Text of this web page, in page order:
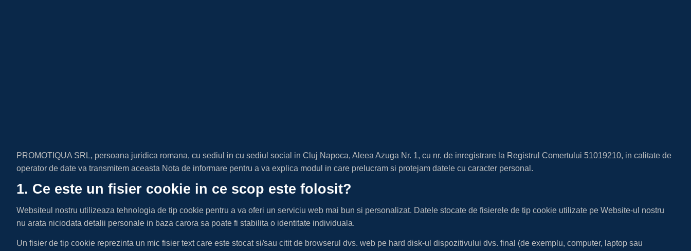
PROMOTIQUA SRL, persoana juridica romana, cu sediul in cu sediul social in Cluj Napoca, Aleea Azuga Nr. 1, cu nr. de inregistrare la Registrul Comertului 51019210, in calitate de
operator de date va transmitem aceasta Nota de informare pentru a va explica modul in care prelucram si protejam datele cu caracter personal.
1. Ce este un fisier cookie in ce scop este folosit?
Websiteul nostru utilizeaza tehnologia de tip cookie pentru a va oferi un serviciu web mai bun si personalizat. Datele stocate de fisierele de tip cookie utilizate pe Website-ul nostru
nu arata niciodata detalii personale in baza carora sa poate fi stabilita o identitate individuala.
Un fisier de tip cookie reprezinta un mic fisier text care este stocat si/sau citit de browserul dvs. web pe hard disk-ul dispozitivului dvs. final (de exemplu, computer, laptop sau